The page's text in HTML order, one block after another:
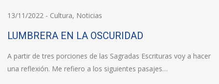
13/11/2022 - Cultura, Noticias
LUMBRERA EN LA OSCURIDAD
A partir de tres porciones de las Sagradas Escrituras voy a hacer
una reflexión. Me refiero a los siguientes pasajes…